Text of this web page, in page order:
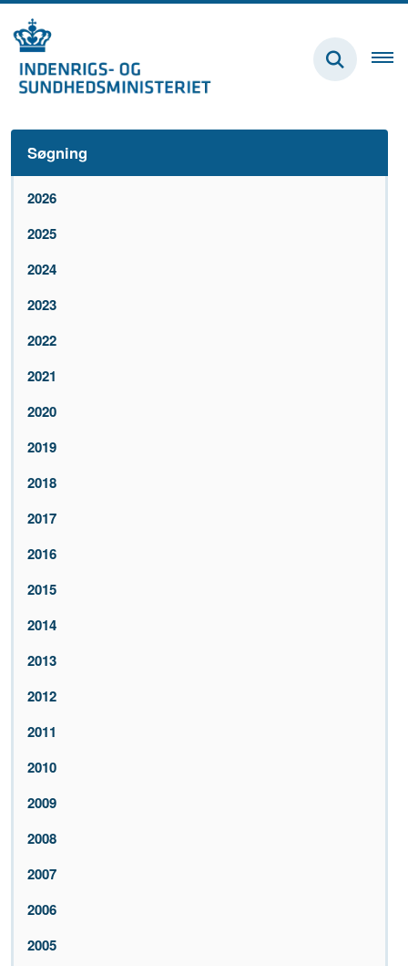
Søgning
2026
2025
2024
2023
2022
2021
2020
2019
2018
2017
2016
2015
2014
2013
2012
2011
2010
2009
2008
2007
2006
2005